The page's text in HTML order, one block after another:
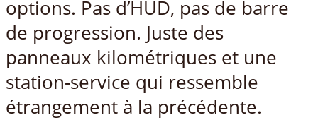
options. Pas d’HUD, pas de barre
de progression. Juste des
panneaux kilométriques et une
station-service qui ressemble
étrangement à la précédente.